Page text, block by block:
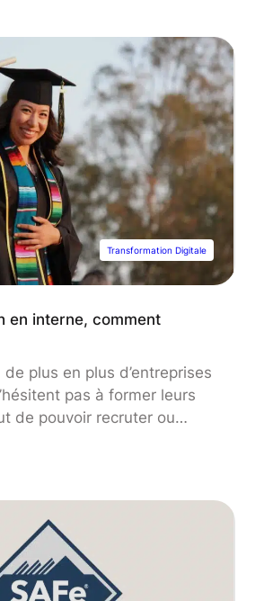
Transformation Digitale
en interne, comment
plus en plus d’entreprises
pas à former leurs
de pouvoir recruter ou